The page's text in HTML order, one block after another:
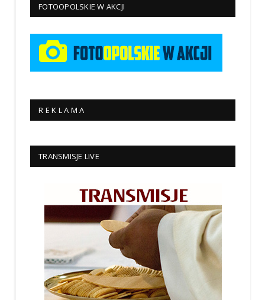
FOTOOPOLSKIE W AKCJI
R E K L A M A
TRANSMISJE LIVE